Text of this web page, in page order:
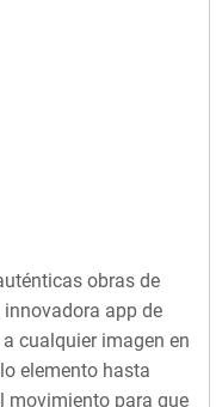
obras de
app de
cualquier imagen en
elemento hasta
movimiento para que